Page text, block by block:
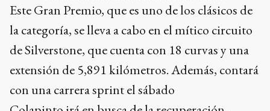
Este Gran Premio, que es uno de los clásicos de
la categoría, se lleva a cabo en el mítico circuito
de Silverstone, que cuenta con 18 curvas y una
extensión de 5,891 kilómetros. Además, contará
con una carrera sprint el sábado